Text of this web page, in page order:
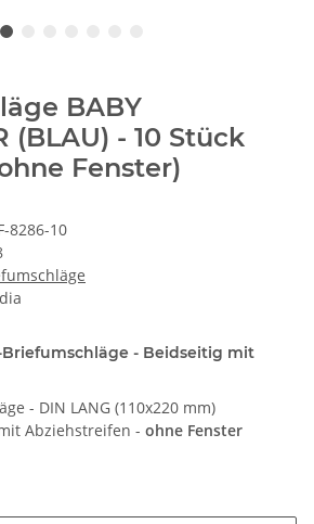
BABY
(BLAU) - 10 Stück
Fenster)
8286-10
- Beidseitig mit
- DIN LANG (110x220 mm)
Abziehstreifen - ohne Fenster